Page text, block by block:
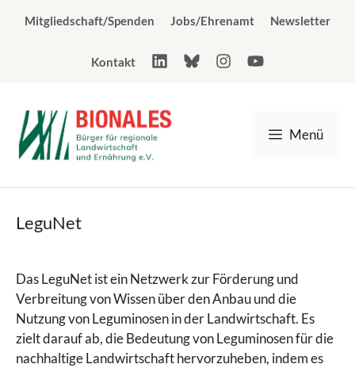
InhaltMitgliedschaft/Spenden Jobs/Ehrenamt Newsletter
Kontakt
Menü
LeguNet
Das LeguNet ist ein Netzwerk zur Förderung und
Verbreitung von Wissen über den Anbau und die
Nutzung von Leguminosen in der Landwirtschaft. Es
zielt darauf ab, die Bedeutung von Leguminosen für die
nachhaltige Landwirtschaft hervorzuheben, indem es